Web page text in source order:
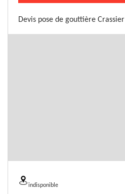
Devis pose de gouttière Crassier
indisponible